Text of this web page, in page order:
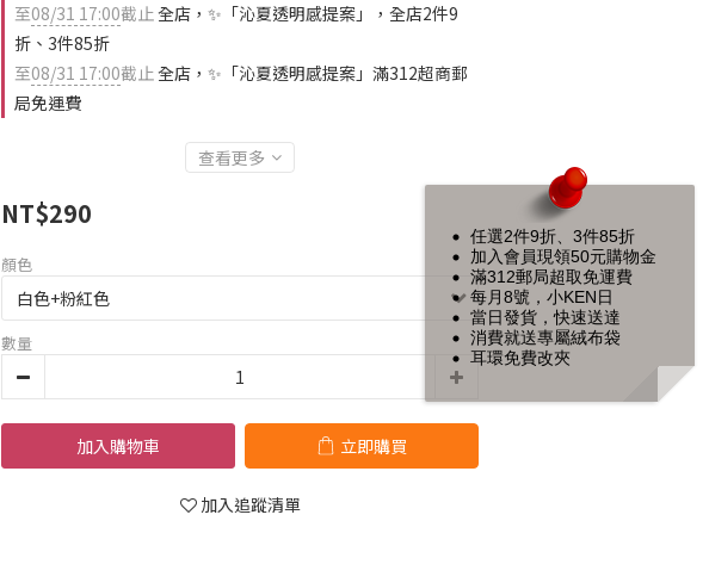
至08/31 17:00截止全店，✨「沁夏透明感提案」，全店2件9
折、3件85折
至08/31 17:00截止全店，✨「沁夏透明感提案」滿312超商郵
局免運費
查看更多
NT$290
顏色
數量
加入購物車 立即購買
加入追蹤清單
任選2件9折、3件85折
加入會員現領50元購物金
滿312郵局超取免運費
每月8號，小KEN日
當日發貨，快速送達
消費就送專屬絨布袋
耳環免費改夾